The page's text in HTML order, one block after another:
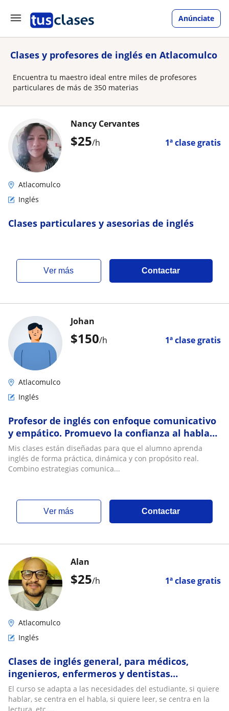
Anúnciate
Clases y profesores de inglés en Atlacomulco
Encuentra tu maestro ideal entre miles de profesores
particulares de más de 350 materias
$25/h 1ª clase gratis
Nancy Cervantes
Atlacomulco
Inglés
Clases particulares y asesorias de inglés
ver más Contactar
$150/h 1ª clase gratis
Johan
Atlacomulco
Inglés
Profesor de inglés con enfoque comunicativo
y empático. Promuevo la confianza al hablary
la claridad en la comprensión
Mis clases están diseñadas para que el alumno aprenda
inglés de forma práctica, dinámica y con propósito real.
Combino estrategias comunica...
ver más Contactar
$25/h 1ª clase gratis
Alan
Atlacomulco
Inglés
Clases de inglés general, para médicos,
ingenieros, enfermeros y dentistas
impartidas por estudiante de octavo
semestre de la lic
El curso se adapta a las necesidades del estudiante, si quiere
hablar, se centra en el habla, si quiere leer, se centra en la